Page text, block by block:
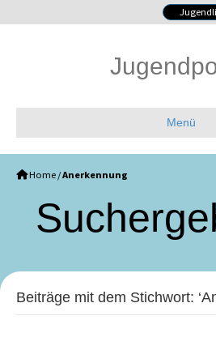
Menü
Home /Anerkennung
Beiträge mit dem Stichwort: